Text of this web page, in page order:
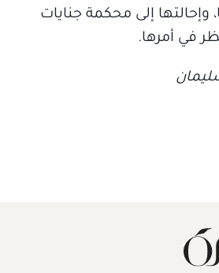
وإحالتها إلى محكمة جنايات
في أمرها.